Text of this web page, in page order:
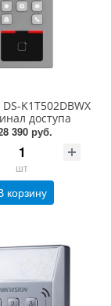
K1T502DBWX
доступа
390 руб.
шт
корзину